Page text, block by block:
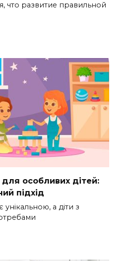
что развитие правильной
особливих дітей:
підхід
а діти з